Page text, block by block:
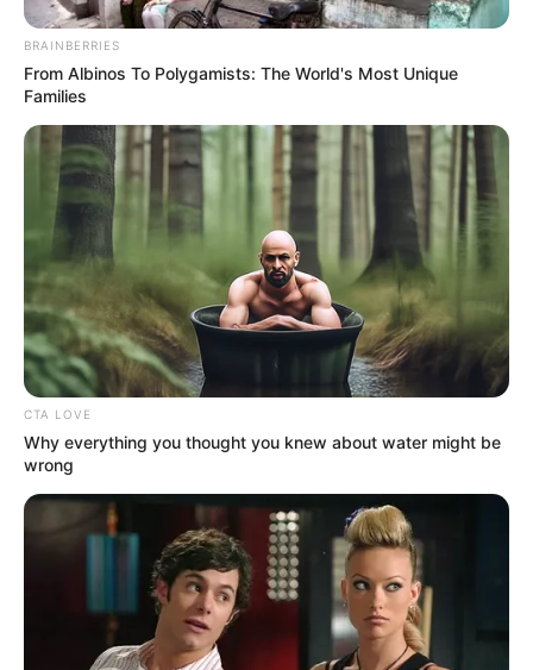
BRAINBERRIES
From Albinos To Polygamists: The World's Most Unique
Families
CTA LOVE
Why everything you thought you knew about water might be
wrong